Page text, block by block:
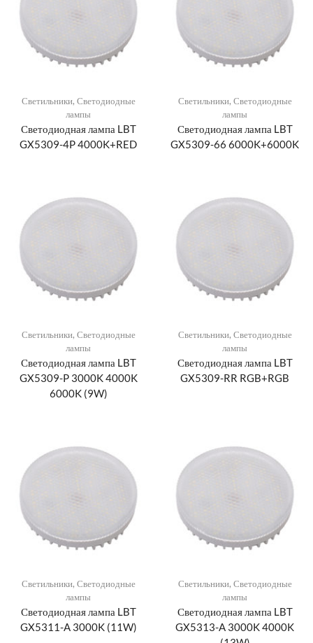
Светильники, Светодиодные
лампы
Светодиодная лампа LBT
GX5309-4P 4000K+RED
Светильники, Светодиодные
лампы
Светодиодная лампа LBT
GX5309-66 6000K+6000K
Светильники, Светодиодные
лампы
Светодиодная лампа LBT
GX5309-P 3000K 4000K
6000K (9W)
Светильники, Светодиодные
лампы
Светодиодная лампа LBT
GX5309-RR RGB+RGB
Светильники, Светодиодные
лампы
Светодиодная лампа LBT
GX5311-A 3000K (11W)
Светильники, Светодиодные
лампы
Светодиодная лампа LBT
GX5313-A 3000K 4000K